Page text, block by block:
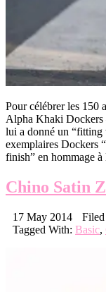
Pour célébrer les 150
Alpha Khaki Dockers
lui a donné un “fitting
exemplaires Dockers
finish” en hommage
Chino Satin
17 May 2014
Tagged With: Basic,